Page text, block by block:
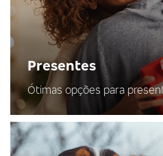
Presentes
Ótimas opções para